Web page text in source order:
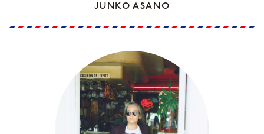
JUNKO ASANO